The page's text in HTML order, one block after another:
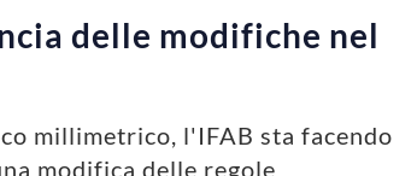
delle modifiche nel
millimetrico, l'IFAB sta facendo
modifica delle regole